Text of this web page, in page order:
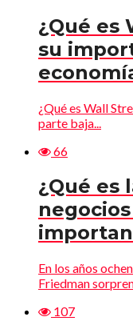
¿Qué es
su
¿Qué es Wall
parte baja...
66
¿Qué es
En los años
Friedman
107